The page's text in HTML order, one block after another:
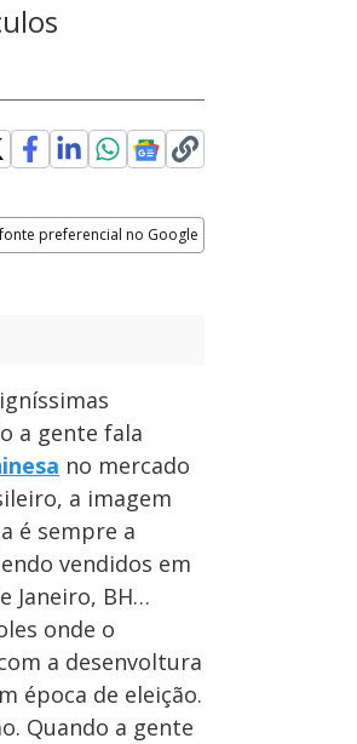
preferencial no Google
a gente fala
no mercado
a imagem
é sempre a
vendidos em
Janeiro, BH…
onde o
a desenvoltura
época de eleição.
Quando a gente